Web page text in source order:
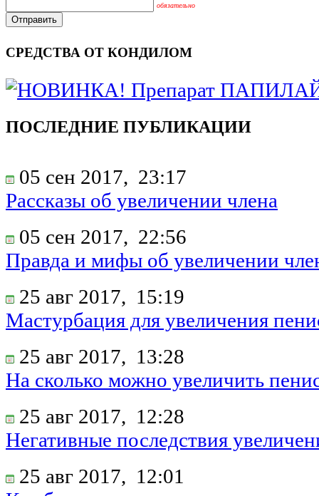
обязательно
СРЕДСТВА ОТ КОНДИЛОМ
ПОСЛЕДНИЕ ПУБЛИКАЦИИ
05 сен 2017, 23:17
Рассказы об увеличении члена
05 сен 2017, 22:56
Правда и мифы об увеличении
25 авг 2017, 15:19
Мастурбация для увеличения
25 авг 2017, 13:28
На сколько можно увеличить
25 авг 2017, 12:28
Негативные последствия
25 авг 2017, 12:01